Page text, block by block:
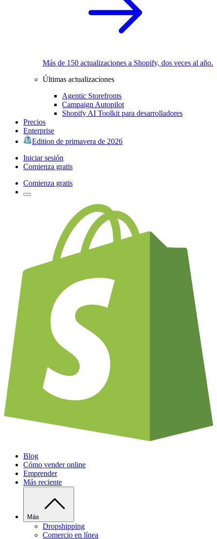
Más de 150 actualizaciones a Shopify, dos veces al año.
Últimas actualizaciones
Agentic Storefronts
Campaign Autopilot
Shopify AI Toolkit para desarrolladores
Precios
Enterprise
Edition de primavera de 2026
Iniciar sesión
Comienza gratis
Comienza gratis
Blog
Cómo vender online
Emprender
Más reciente
Más
Dropshipping
Comercio en línea